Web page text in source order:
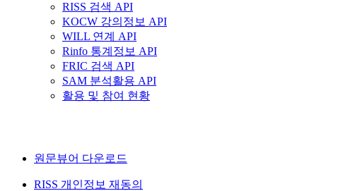
RISS 검색 API
KOCW 강의정보 API
WILL 연계 API
Rinfo 통계정보 API
FRIC 검색 API
SAM 분석활용 API
활용 및 참여 현황
원문뷰어 다운로드
RISS 개인정보 재동의